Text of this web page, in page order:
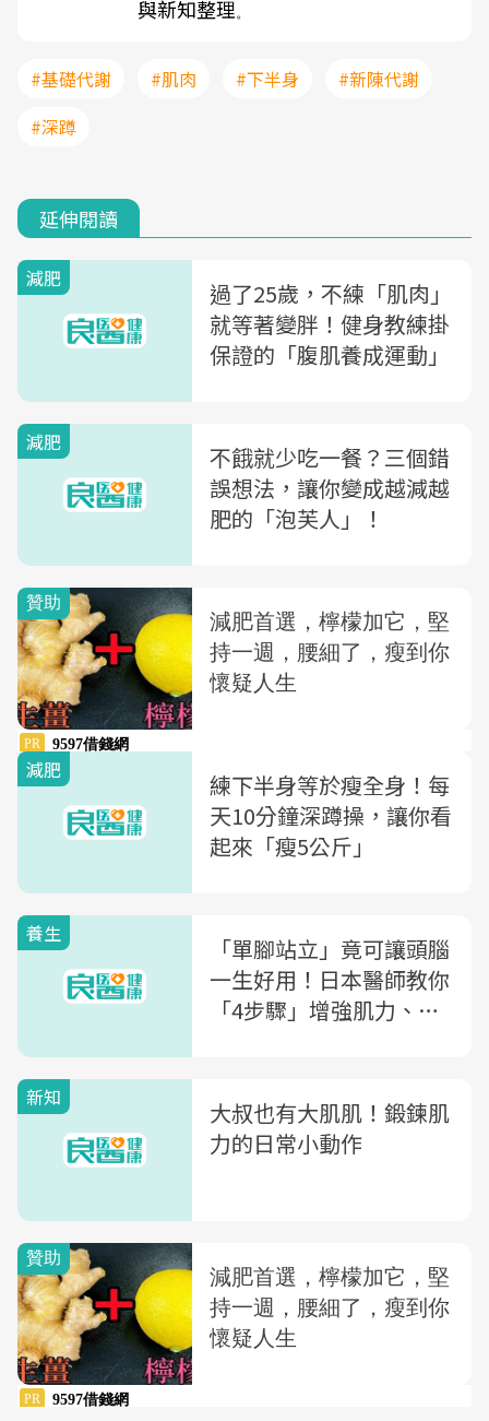
與新知整理。
#基礎代謝 #肌肉 #下半身
#新陳代謝
#深蹲
延伸閱讀
減肥
過了25歲，不練「肌肉」
就等著變胖！健身教練掛
保證的「腹肌養成運動」
減肥
不餓就少吃一餐？三個錯
誤想法，讓你變成越減越
肥的「泡芙人」！
減肥
練下半身等於瘦全身！每
天10分鐘深蹲操，讓你看
起來「瘦5公斤」
養生
「單腳站立」竟可讓頭腦
一生好用！日本醫師教你
「4步驟」增強肌力、燃
新知
大叔也有大肌肌！鍛鍊肌
力的日常小動作